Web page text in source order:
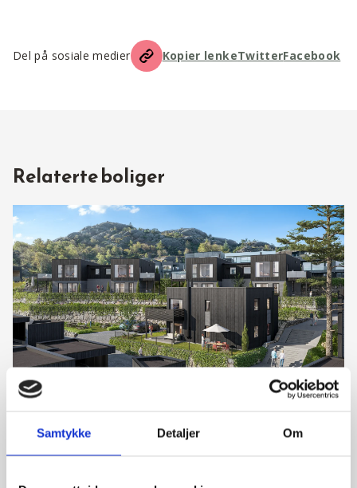
Samtykke Detaljer Om
Del på sosiale medier Kopier lenkeTwitterFacebook
Relaterte boliger
Tomannsbolig